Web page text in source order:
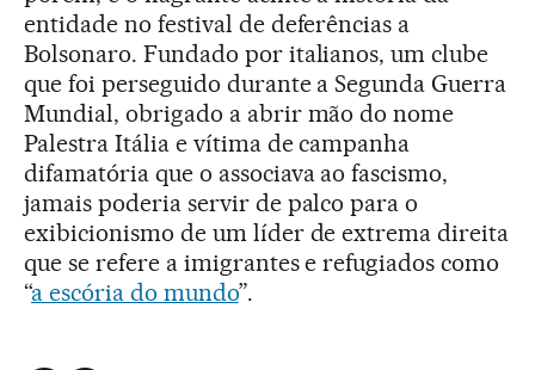
entidade no festival de deferências a
Bolsonaro. Fundado por italianos, um clube
que foi perseguido durante a Segunda Guerra
Mundial, obrigado a abrir mão do nome
Palestra Itália e vítima de campanha
difamatória que o associava ao fascismo,
jamais poderia servir de palco para o
exibicionismo de um líder de extrema direita
que se refere a imigrantes e refugiados como
“a escória do mundo”.